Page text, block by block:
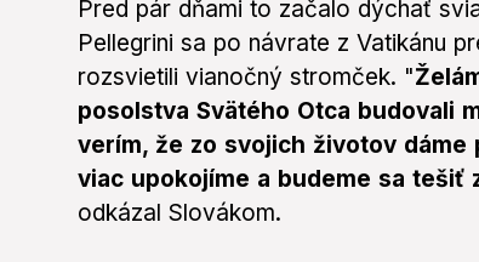
Pred pár dňami to začalo dýchať
Pellegrini sa po návrate z Vatikánu
rozsvietili vianočný stromček. "
posolstva Svätého Otca budovali
verím, že zo svojich životov
viac upokojíme a budeme sa
odkázal Slovákom.